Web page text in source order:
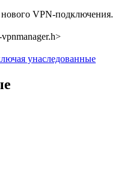
VPN-подключения.
унаследованные